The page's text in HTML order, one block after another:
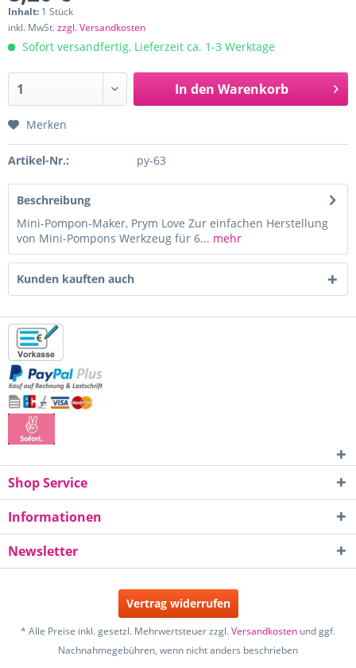
Inhalt: 1 Stück
inkl. MwSt.zzgl. Versandkosten
Sofort versandfertig, Lieferzeit ca. 1-3 Werktage
In den Warenkorb
Merken
Artikel-Nr.: py-63
Beschreibung
Mini-Pompon-Maker, Prym Love Zur einfachen Herstellung
von Mini-Pompons Werkzeug für 6... mehr
Kunden kauften auch
Shop Service
Informationen
Newsletter
Vertrag widerrufen
* Alle Preise inkl. gesetzl. Mehrwertsteuer zzgl.Versandkosten und ggf.
Nachnahmegebühren, wenn nicht anders beschrieben